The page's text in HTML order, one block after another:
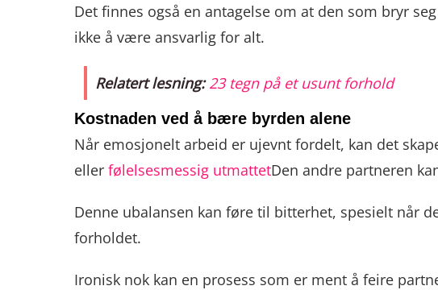
Det finnes også en antagelse om at den som bryr
ikke å være ansvarlig for alt.
Relatert lesning:23 tegn på et usunt forhold
Kostnaden ved å bære byrden alene
Når emosjonelt arbeid er ujevnt fordelt, kan det
eller følelsesmessig utmattetDen andre partneren
Denne ubalansen kan føre til bitterhet, spesielt når
forholdet.
Ironisk nok kan en prosess som er ment å feire